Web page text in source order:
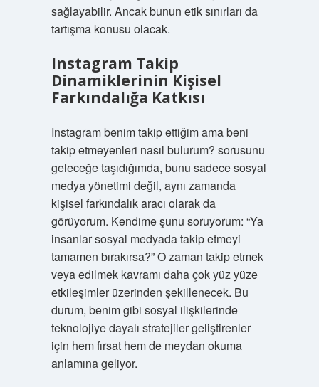
sağlayabilir. Ancak bunun etik sınırları da
tartışma konusu olacak.
Instagram Takip
Dinamiklerinin Kişisel
Farkındalığa Katkısı
Instagram benim takip ettiğim ama beni
takip etmeyenleri nasıl bulurum? sorusunu
geleceğe taşıdığımda, bunu sadece sosyal
medya yönetimi değil, aynı zamanda
kişisel farkındalık aracı olarak da
görüyorum. Kendime şunu soruyorum: “Ya
insanlar sosyal medyada takip etmeyi
tamamen bırakırsa?” O zaman takip etmek
veya edilmek kavramı daha çok yüz yüze
etkileşimler üzerinden şekillenecek. Bu
durum, benim gibi sosyal ilişkilerinde
teknolojiye dayalı stratejiler geliştirenler
için hem fırsat hem de meydan okuma
anlamına geliyor.